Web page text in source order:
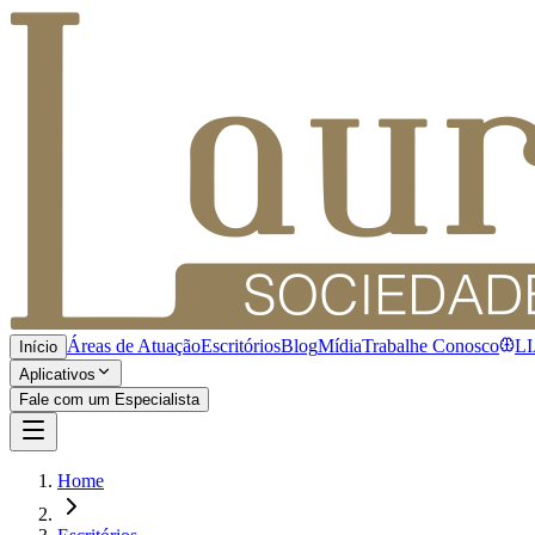
Início Áreas de AtuaçãoEscritóriosBlogMídiaTrabalhe Conosco
Aplicativos
Fale com um Especialista
Home